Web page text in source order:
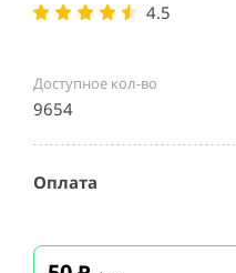
4.5
Доступное кол-во
9654
Оплата